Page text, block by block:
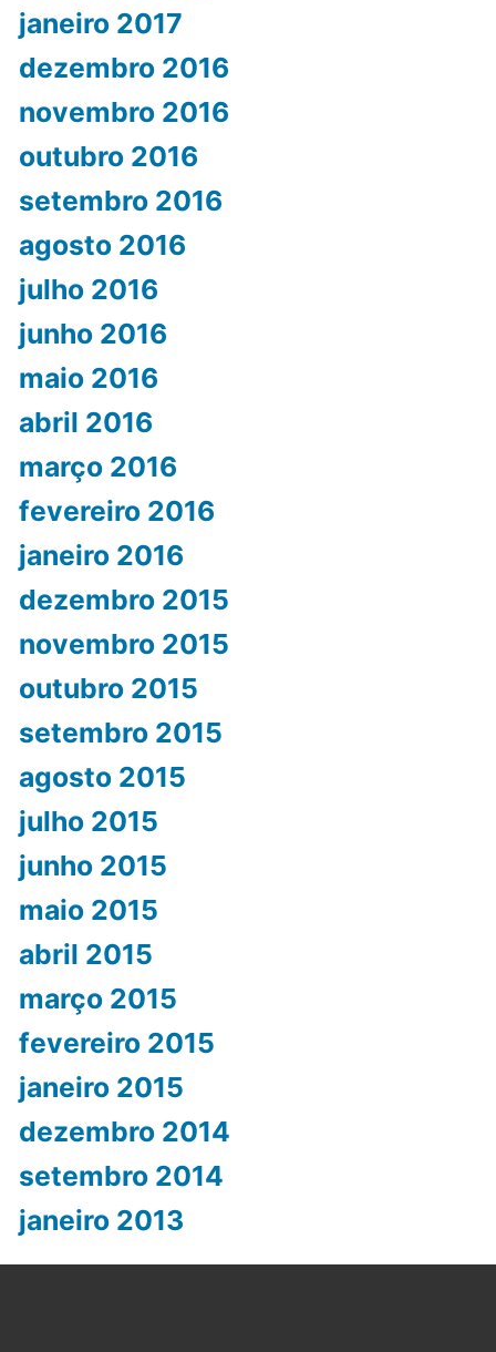
janeiro 2017
dezembro 2016
novembro 2016
outubro 2016
setembro 2016
agosto 2016
julho 2016
junho 2016
maio 2016
abril 2016
março 2016
fevereiro 2016
janeiro 2016
dezembro 2015
novembro 2015
outubro 2015
setembro 2015
agosto 2015
julho 2015
junho 2015
maio 2015
abril 2015
março 2015
fevereiro 2015
janeiro 2015
dezembro 2014
setembro 2014
janeiro 2013